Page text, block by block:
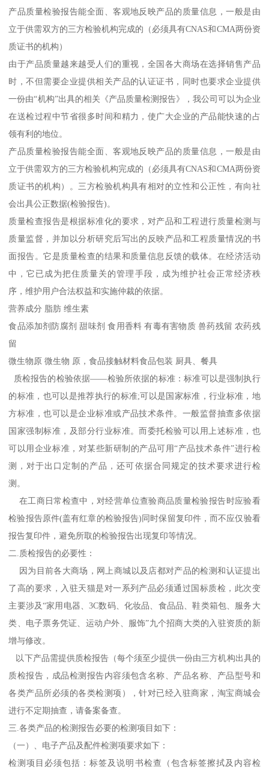
产品质量检验报告能全面、客观地反映产品的质量信息，一般是由
立于供需双方的三方检验机构完成的（必须具有CNAS和CMA两份资
质证书的机构）
由于产品质量越来越受人们的重视，全国各大商场在选择销售产品
时，不但需要企业提供相关产品的认证证书，同时也要求企业提供
一份由“机构”出具的相关《产品质量检测报告》，我公司可以为企业
在送检过程中节省很多时间和精力，使广大企业的产品能快速的占
领有利的地位。
产品质量检验报告能全面、客观地反映产品的质量信息，一般是由
立于供需双方的三方检验机构完成的（必须具有CNAS和CMA两份资
质证书的机构）。三方检验机构具有相对的立性和公正性，有向社
会出具公正数据(检验报告)。
质量检查报告是根据标准化的要求，对产品和工程进行质量检测与
质量监督，并加以分析研究后写出的反映产品和工程质量情况的书
面报告。它是质量检查的结果和质量信息反馈的载体。在经济活动
中，它已成为把住质量关的管理手段，成为维护社会正常经济秩
序，维护用户合法权益和实施仲裁的依据。
营养成分 脂肪 维生素
食品添加剂防腐剂 甜味剂 食用香料 有毒有害物质 兽药残留 农药残
留
微生物原 微生物 原，食品接触材料食品包装 厨具、餐具
质检报告的检验依据——检验所依据的标准：标准可以是强制执行
的标准，也可以是推荐执行的标准;可以是国家标准，行业标准，地
方标准，也可以是企业标准或产品技术条件。一般监督抽查多依据
国家强制标准，及部分行业标准。而委托检验可以用上述标准，也
可以用企业标准，对某些新研制的产品可用“产品技术条件”进行检
测，对于出口定制的产品，还可依据合同规定的技术要求进行检
测。
在工商日常检查中，对经营单位查验商品质量检验报告时应验看
检验报告原件(盖有红章的检验报告)同时保留复印件，而不应仅验看
报告复印件，避免所取的检验报告出现复印等情况。
二.质检报告的必要性：
因为目前各大商场，网上商城以及店都对产品的检测和认证提出
了高的要求，入驻天猫是对一系列产品必须通过国标质检，此次变
主要涉及“家用电器、3C数码、化妆品、食品品、鞋类箱包、服务大
类、电子票务凭证、运动户外、服饰”九个招商大类的入驻资质的新
增与修改。
以下产品需提供质检报告（每个须至少提供一份由三方机构出具的
质检报告，成品检测报告内容须包含名称、产品名称、产品型号和
各类产品所必须的各类检测项），针对已经入驻商家，淘宝商城会
进行不定期抽查，请备案备查。
三.各类产品的检测报告必要的检测项目如下：
（一）、电子产品及配件检测项要求如下：
检测项目必须包括：标签及说明书检查（包含标签擦拭及内容检